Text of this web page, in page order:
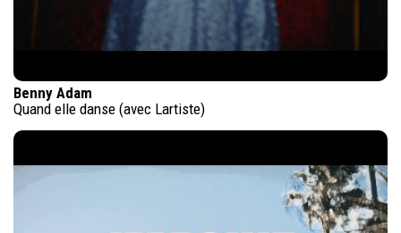
Benny Adam
Quand elle danse (avec Lartiste)